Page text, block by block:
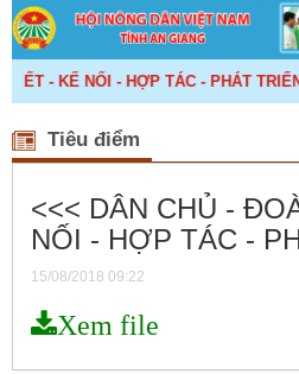
- KẾ NỐI - HỢP TÁC - PHÁT TRIỂN!
Tiêu điểm
<<< DÂN CHỦ -
NỐI - HỢP TÁC -
15/08/2018 09:22
Xem file